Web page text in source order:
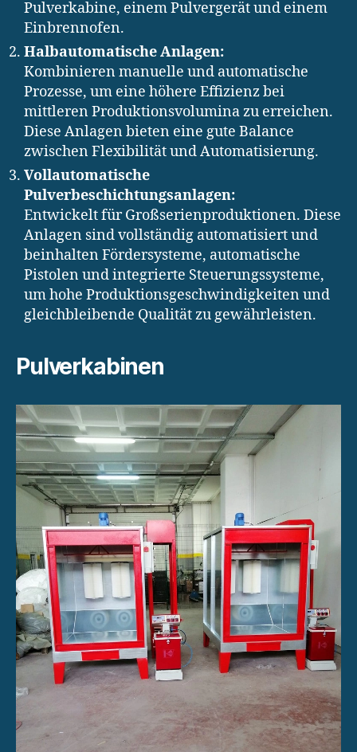
Pulverkabine, einem Pulvergerät und einem
Einbrennofen.
Halbautomatische Anlagen:
Kombinieren manuelle und automatische
Prozesse, um eine höhere Effizienz bei
mittleren Produktionsvolumina zu erreichen.
Diese Anlagen bieten eine gute Balance
zwischen Flexibilität und Automatisierung.
Vollautomatische
Pulverbeschichtungsanlagen:
Entwickelt für Großserienproduktionen. Diese
Anlagen sind vollständig automatisiert und
beinhalten Fördersysteme, automatische
Pistolen und integrierte Steuerungssysteme,
um hohe Produktionsgeschwindigkeiten und
gleichbleibende Qualität zu gewährleisten.
Pulverkabinen